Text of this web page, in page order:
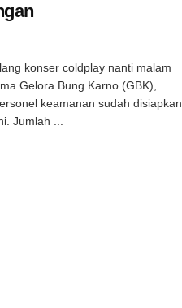
konser coldplay nanti malam
Gelora Bung Karno (GBK),
keamanan sudah disiapkan
Jumlah ...